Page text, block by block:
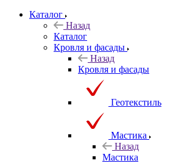
Каталог
Назад
Каталог
Кровля и фасады
Назад
Кровля и фасады
Геотекстиль
Мастика
Назад
Мастика